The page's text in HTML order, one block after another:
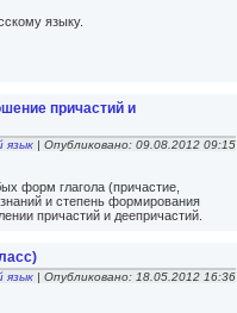
языку.
причастий и
язык | Опубликовано: 09.08.2012 09:15
форм глагола (причастие,
и степень формирования
причастий и деепричастий.
язык | Опубликовано: 18.05.2012 16:36